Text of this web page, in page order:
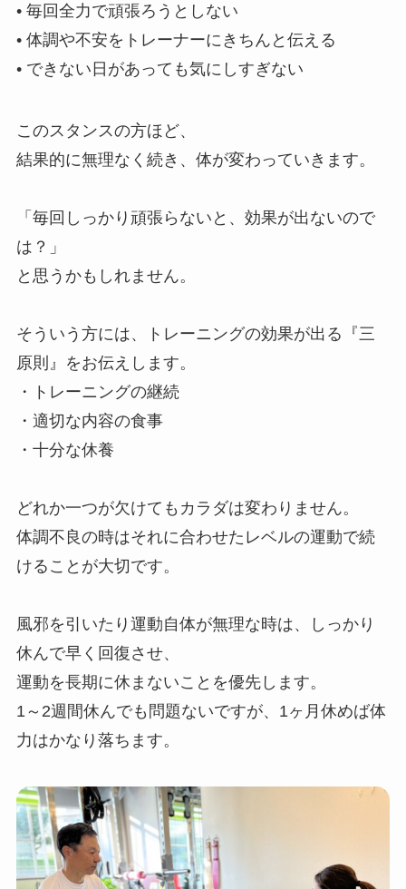
• 毎回全力で頑張ろうとしない
• 体調や不安をトレーナーにきちんと伝える
• できない日があっても気にしすぎない
このスタンスの方ほど、
結果的に無理なく続き、体が変わっていきます。
「毎回しっかり頑張らないと、効果が出ないので
は？」
と思うかもしれません。
そういう方には、トレーニングの効果が出る『三
原則』をお伝えします。
・トレーニングの継続
・適切な内容の食事
・十分な休養
どれか一つが欠けてもカラダは変わりません。
体調不良の時はそれに合わせたレベルの運動で続
けることが大切です。
風邪を引いたり運動自体が無理な時は、しっかり
休んで早く回復させ、
運動を長期に休まないことを優先します。
1～2週間休んでも問題ないですが、1ヶ月休めば体
力はかなり落ちます。